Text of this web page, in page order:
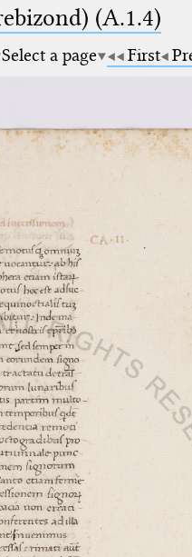
(A.1.4)
Select a page First